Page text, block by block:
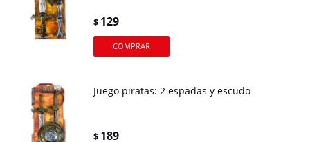
$ 129
Juego piratas: 2 espadas y escudo
$ 189